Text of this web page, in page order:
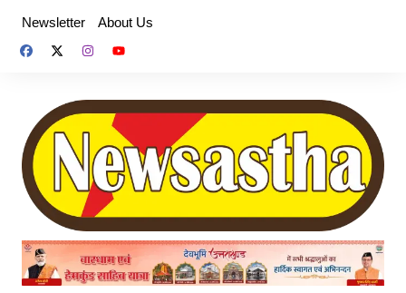
content
Newsletter About Us